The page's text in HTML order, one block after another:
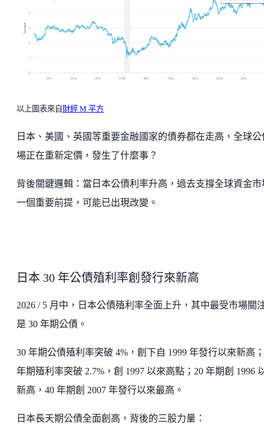
以上圖表來自 財經 M 平方
日本、美國、英國等重要金融國家的債券都在走高，全球公
場正在重新定價，發生了什麼事？
背後關鍵邏輯：當日本公債利率升高，過去支撐全球資金市
一個重要前提，可能已出現改變。
日本 30 年公債殖利率創發行來新高
2026 / 5 月中，日本公債殖利率全面上升，其中最受市場關
是 30 年期公債。
30 年期公債殖利率突破 4%，創下自 1999 年發行以來新高
年期殖利率突破 2.7%，創 1997 以來高點；20 年期創 1996
新高，40 年期創 2007 年發行以來最高。
日本長天期公債全面創高，背後的三股力量：